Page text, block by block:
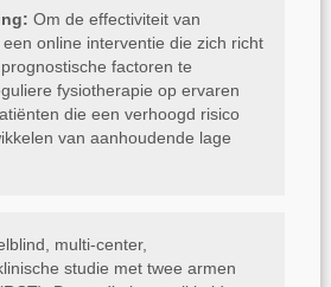
Om de effectiviteit van
online interventie die zich richt
factoren te
fysiotherapie op ervaren
die een verhoogd risico
van aanhoudende lage
multi-center,
studie met twee armen